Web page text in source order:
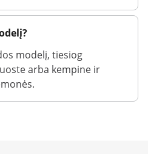
modelį, tiesiog
arba kempine ir